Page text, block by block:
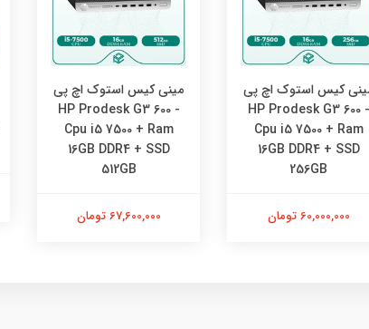
کیس استوک اچ پی
HP Prodesk G3 600 -
Cpu i5 7500 + Ram
16GB DDR4 + SSD
256GB
60,000,000 تومان
مینی کیس استوک اچ پی
HP Prodesk G3 600 -
Cpu i5 7500 + Ram
16GB DDR4 + SSD
512GB
67,600,000 تومان